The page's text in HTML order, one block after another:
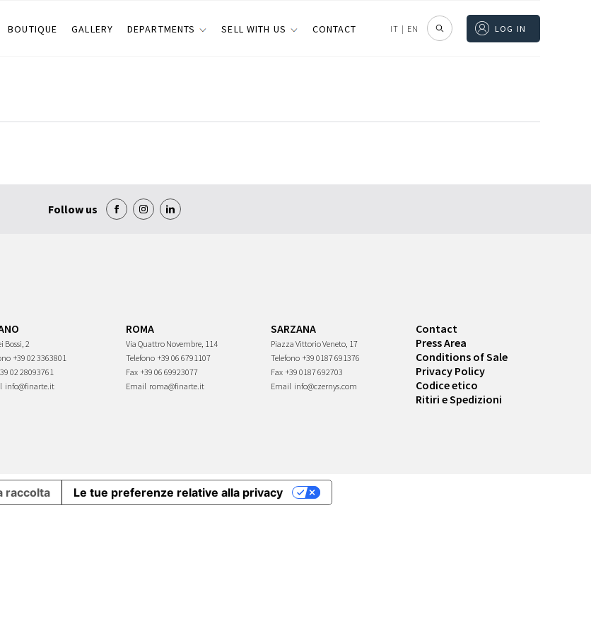
BOUTIQUE GALLERY DEPARTMENTS SELL WITH US CONTACT IT | EN LOG IN
Follow us
Bossi, 2
+39 02 3363801
02 28093761
info@finarte.it
ROMA
Via Quattro Novembre, 114
Telefono +39 06 6791107
Fax +39 06 69923077
Email roma@finarte.it
SARZANA
Piazza Vittorio Veneto, 17
Telefono +39 0187 691376
Fax +39 0187 692703
Email info@czernys.com
Contact
Press Area
Conditions of Sale
Privacy Policy
Codice etico
Ritiri e Spedizioni
raccolta Le tue preferenze relative alla privacy